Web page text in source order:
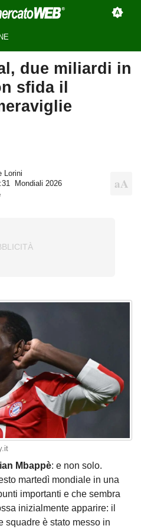
due miliardi in
sfida il
Lorini
Mondiali 2026
Mbappè: e non solo.
martedì mondiale in una
importanti e che sembra
inizialmente apparire: il
squadre è stato messo in